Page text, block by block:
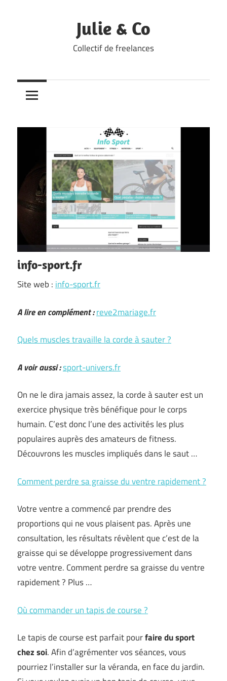
Julie & Co
Collectif de freelances
info-sport.fr
Site web : info-sport.fr
A lire en complément :reve2mariage.fr
Quels muscles travaille la corde à sauter ?
A voir aussi :sport-univers.fr
On ne le dira jamais assez, la corde à sauter est un
exercice physique très bénéfique pour le corps
humain. C’est donc l’une des activités les plus
populaires auprès des amateurs de fitness.
Découvrons les muscles impliqués dans le saut …
Comment perdre sa graisse du ventre rapidement ?
Votre ventre a commencé par prendre des
proportions qui ne vous plaisent pas. Après une
consultation, les résultats révèlent que c’est de la
graisse qui se développe progressivement dans
votre ventre. Comment perdre sa graisse du ventre
rapidement ? Plus …
Où commander un tapis de course ?
Le tapis de course est parfait pourfaire du sport
chez soi. Afin d’agrémenter vos séances, vous
pourriez l’installer sur la véranda, en face du jardin.